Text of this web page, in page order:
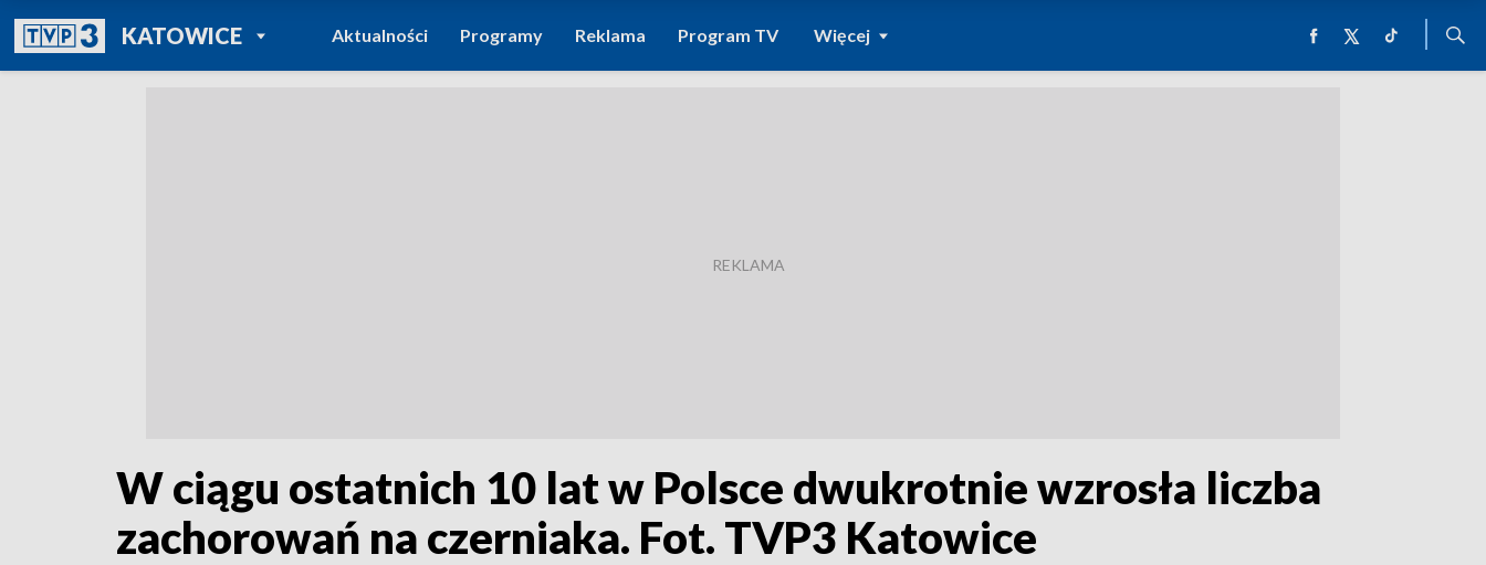
KATOWICEPOWRÓT DO
TVP REGIONY
Aktualności Programy Reklama Program TV Więcej
W ciągu ostatnich 10 lat w Polsce dwukrotnie wzrosła liczba
zachorowań na czerniaka. Fot. TVP3 Katowice